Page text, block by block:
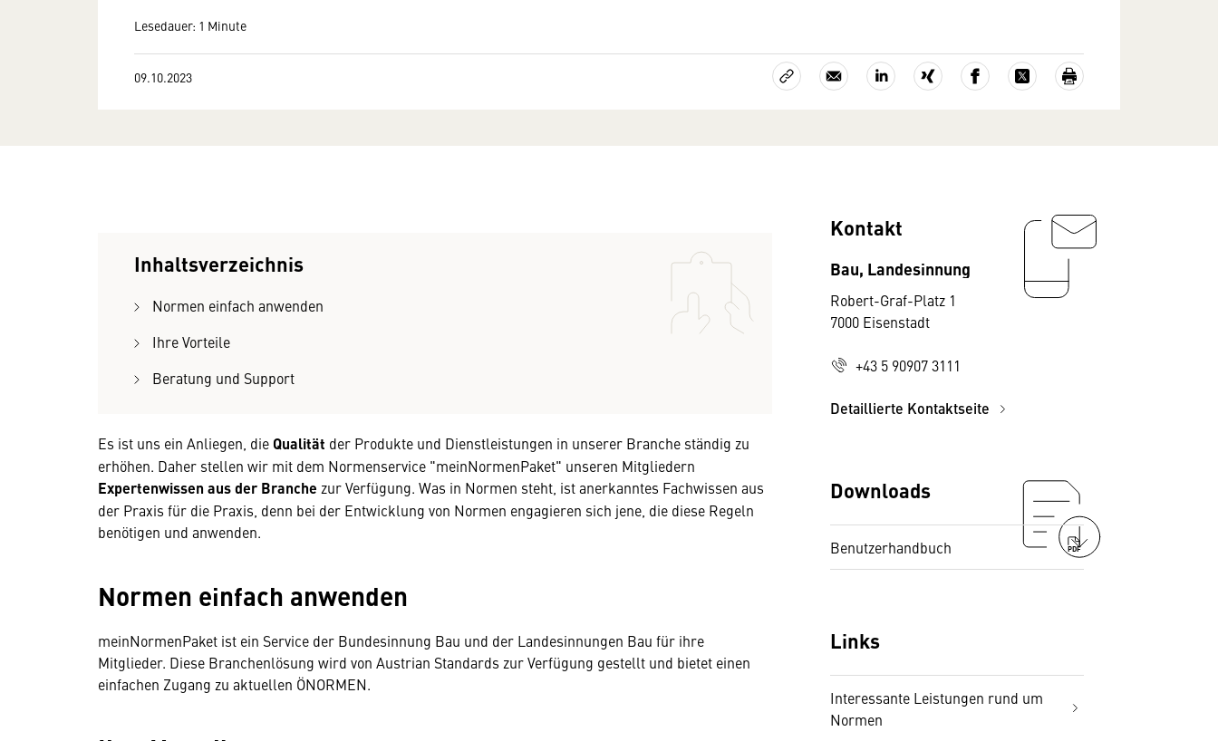
Lesedauer: 1 Minute
09.10.2023
Inhaltsverzeichnis
Normen einfach anwenden
Ihre Vorteile
Beratung und Support
Es ist uns ein Anliegen, die Qualität der Produkte und Dienstleistungen in unserer Branche ständig zu
erhöhen. Daher stellen wir mit dem Normenservice "meinNormenPaket" unseren Mitgliedern
Expertenwissen aus der Branche zur Verfügung. Was in Normen steht, ist anerkanntes Fachwissen aus
der Praxis für die Praxis, denn bei der Entwicklung von Normen engagieren sich jene, die diese Regeln
benötigen und anwenden.
Normen einfach anwenden
meinNormenPaket ist ein Service der Bundesinnung Bau und der Landesinnungen Bau für ihre
Mitglieder. Diese Branchenlösung wird von Austrian Standards zur Verfügung gestellt und bietet einen
einfachen Zugang zu aktuellen ÖNORMEN.
Kontakt
Bau, Landesinnung
Robert-Graf-Platz 1
7000 Eisenstadt
+43 5 90907 3111
Detaillierte Kontaktseite
Downloads
Benutzerhandbuch PDF
Links
Interessante Leistungen rund um
Normen